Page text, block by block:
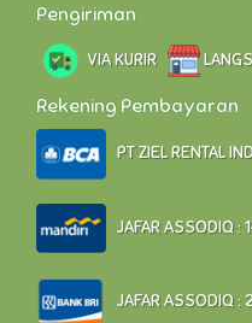
Pengiriman
VIA KURIR
Rekening Pembayaran
PT ZIEL RENTAL
JAFAR ASSODIQ
JAFAR ASSODIQ